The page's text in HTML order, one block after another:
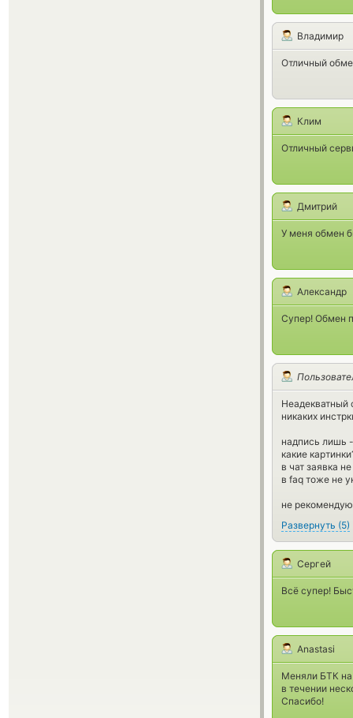
Владимир
Отличный
Клим
Отличный
Дмитрий
У меня обмен
Александр
Супер! Обмен
Неадекватный
никаких
надпись лишь
какие
в чат заявка
в faq тоже не
не
Развернуть (5)
Сергей
Всё супер!
Anastasi
Меняли БТК на
в течении
Спасибо!